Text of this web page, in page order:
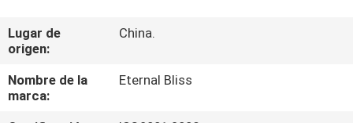
SOBRE
NOSOTROS
Lugar de
origen:
China.
Nombre de la
marca:
Eternal Bliss